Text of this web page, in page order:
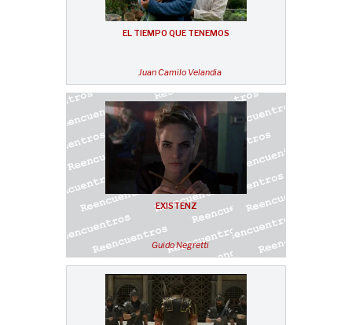
EL TIEMPO QUE TENEMOS
Juan Camilo Velandia
EXISTENZ
Guido Negretti